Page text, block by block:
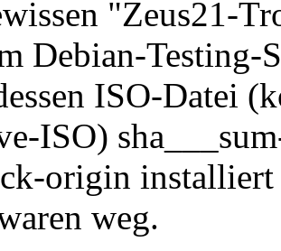
"Zeus21-
Debian-Testing-
ISO-Datei
ISO)
origin installiert
weg.